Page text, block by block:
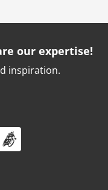
our expertise!
inspiration.